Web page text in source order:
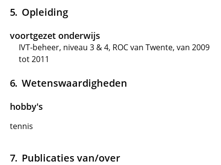
Opleiding
voortgezet onderwijs
IVT-beheer, niveau 3 & 4, ROC van Twente, van 2009
tot 2011
Wetenswaardigheden
hobby's
tennis
Publicaties van/over